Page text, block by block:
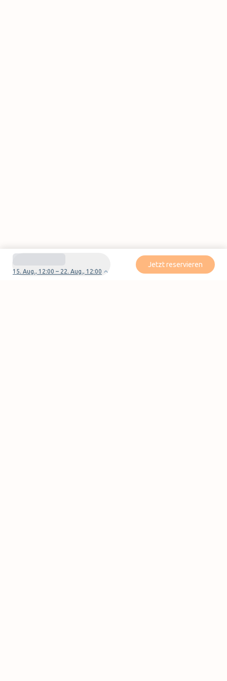
15. Aug., 12:00 – 22. Aug., 12:00
Jetzt reservieren